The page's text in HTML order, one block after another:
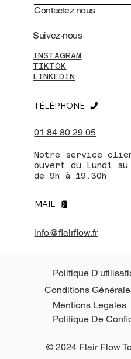
Contactez nous
INSTAGRAM
TIKTOK
LINKEDIN
Suivez-nous
01 84 80 29 05
TÉLÉPHONE
Notre service
ouvert du Lundi au
de 9h à 19.30h
MAIL
info@flairflow.fr
Politique
Conditions
Mentions Legales
Politique De
© 2024 Flair Flow